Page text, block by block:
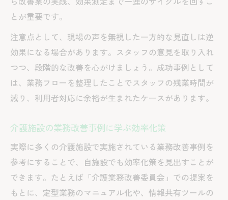
とが重要です。
注意点として、現場の声を無視した一方的な見直しは逆
効果になる場合があります。スタッフの意見を取り入れ
つつ、段階的な改善を心がけましょう。成功事例として
は、業務フローを整理したことでスタッフの残業時間が
減り、利用者対応に余裕が生まれたケースがあります。
介護施設の業務改善事例に学ぶ効率化策
実際に多くの介護施設で実施されている業務改善事例を
参考にすることで、自施設でも効率化策を見出すことが
できます。たとえば「介護業務改善委員会」での提案を
もとに、定型業務のマニュアル化や、情報共有ツールの